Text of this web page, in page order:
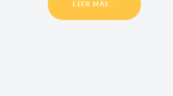
LEER MÁS...